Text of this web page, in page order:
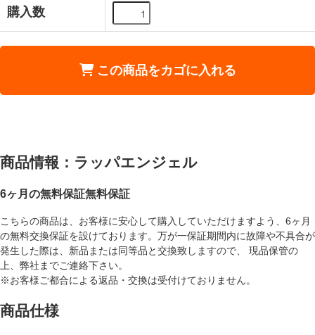
購入数
商品情報：ラッパエンジェル
6ヶ月の無料保証無料保証
こちらの商品は、お客様に安心して購入していただけますよう、6ヶ月
の無料交換保証を設けております。万が一保証期間内に故障や不具合が
発生した際は、新品または同等品と交換致しますので、 現品保管の
上、弊社までご連絡下さい。
※お客様ご都合による返品・交換は受付けておりません。
商品仕様